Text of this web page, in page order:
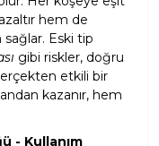
hem de
Eski tip
gibi riskler, doğru
etkili bir
kazanır, hem
- Kullanım